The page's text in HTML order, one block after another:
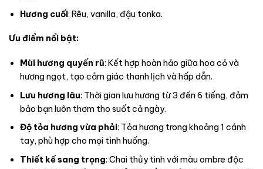
Hương cuối: Rêu, vanilla, đậu tonka.
Ưu điểm nổi bật:
Mùi hương quyến rũ: Kết hợp hoàn hảo giữa hoa cỏ và
hương ngọt, tạo cảm giác thanh lịch và hấp dẫn.
Lưu hương lâu: Thời gian lưu hương từ 3 đến 6 tiếng, đảm
bảo bạn luôn thơm tho suốt cả ngày.
Độ tỏa hương vừa phải: Tỏa hương trong khoảng 1 cánh
tay, phù hợp cho mọi tình huống.
Thiết kế sang trọng: Chai thủy tinh với màu ombre độc